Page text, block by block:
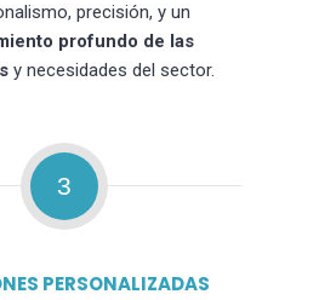
precisión, y un
profundo de las
y necesidades del sector.
3
PERSONALIZADAS